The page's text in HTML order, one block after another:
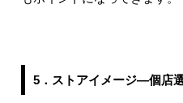
5．ストアイメージ―個店